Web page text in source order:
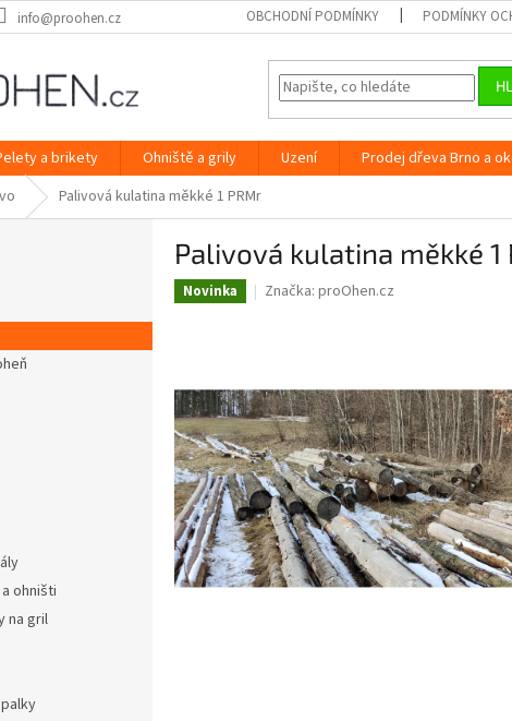
info@proohen.cz OBCHODNÍ PODMÍNKY PODMÍNKY
a brikety Ohniště a grily Uzení Prodej dřeva Brno a
Palivová kulatina měkké 1 PRMr
ohništi
na gril
Palivová kulatina měkké 1
Novinka Značka: proOhen.cz